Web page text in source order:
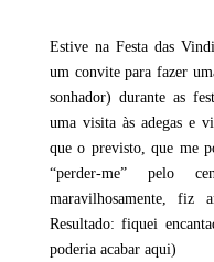
Estive na Festa das
um convite para fazer
sonhador) durante as
uma visita às adegas e
que o previsto, que me
“perder-me” pelo
maravilhosamente, fiz
Resultado: fiquei
poderia acabar aqui)